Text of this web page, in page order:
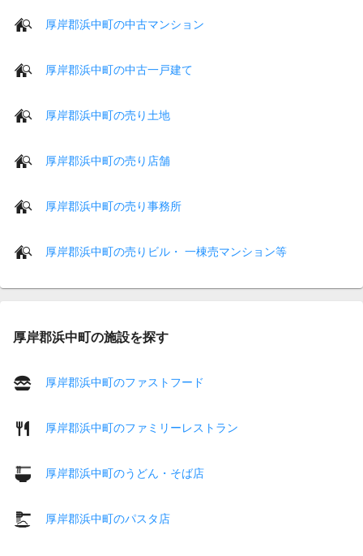
厚岸郡浜中町の中古マンション
厚岸郡浜中町の中古一戸建て
厚岸郡浜中町の売り土地
厚岸郡浜中町の売り店舗
厚岸郡浜中町の売り事務所
厚岸郡浜中町の売りビル・ 一棟売マンション等
厚岸郡浜中町の施設を探す
厚岸郡浜中町のファストフード
厚岸郡浜中町のファミリーレストラン
厚岸郡浜中町のうどん・そば店
厚岸郡浜中町のパスタ店